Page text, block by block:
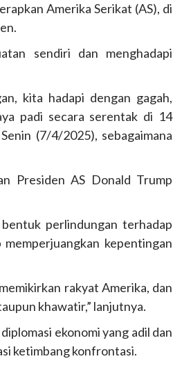
Amerika Serikat (AS), di
sendiri dan menghadapi
kita hadapi dengan gagah,
padi secara serentak di 14
(7/4/2025), sebagaimana
Presiden AS Donald Trump
perlindungan terhadap
kepentingan
rakyat Amerika, dan
khawatir,” lanjutnya.
ekonomi yang adil dan
ketimbang konfrontasi.